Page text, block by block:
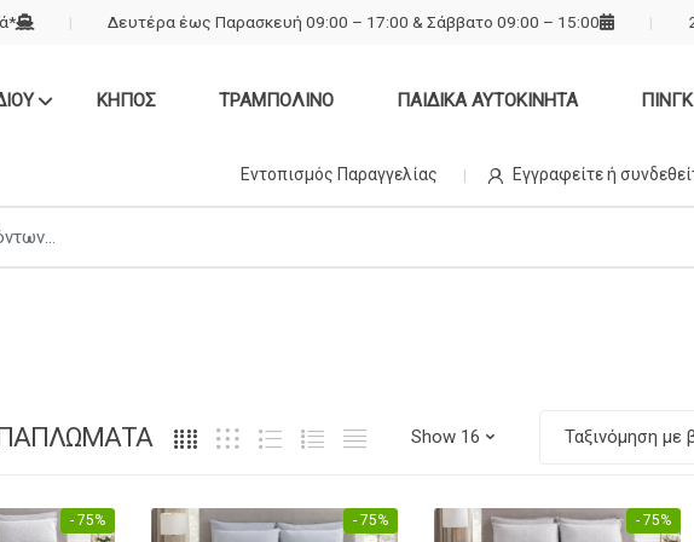
Δευτέρα έως Παρασκευή 09:00 – 17:00 & Σάββατο 09:00 – 15:00
ΚΗΠΟΣ ΤΡΑΜΠΟΛΙΝΟ ΠΑΙΔΙΚΑ ΑΥΤΟΚΙΝΗΤΑ
Εντοπισμός Παραγγελίας Εγγραφείτε ή
- 75% - 75% - 75%